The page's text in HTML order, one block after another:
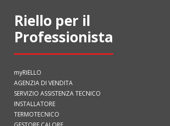
Riello per il
Professionista
myRIELLO
AGENZIA DI VENDITA
SERVIZIO ASSISTENZA TECNICO
INSTALLATORE
TERMOTECNICO